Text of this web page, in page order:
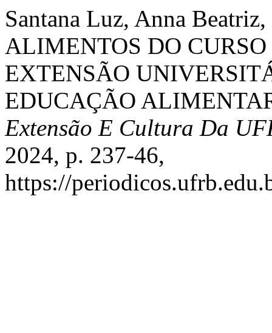
Santana Luz, Anna
ALIMENTOS DO
EXTENSÃO
EDUCAÇÃO
Extensão E Cultura Da
2024, p. 237-46,
https://